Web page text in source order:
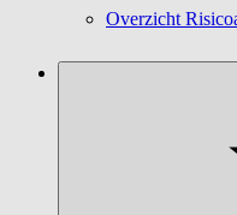
Overzicht